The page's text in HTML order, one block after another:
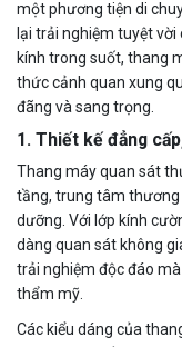
một phương tiện di
lại trải nghiệm tuyệt
kính trong suốt, thang
thức cảnh quan xung
đãng và sang trọng.
1. Thiết kế đẳng
Thang máy quan sát
tầng, trung tâm thương
dưỡng. Với lớp kính
dàng quan sát không
trải nghiệm độc đáo
thẩm mỹ.
Các kiểu dáng của